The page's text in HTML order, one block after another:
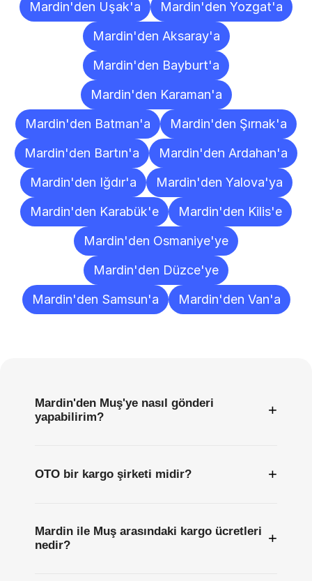
Mardin'den Uşak'a
Mardin'den Yozgat'a
Mardin'den Aksaray'a
Mardin'den Bayburt'a
Mardin'den Karaman'a
Mardin'den Batman'a
Mardin'den Şırnak'a
Mardin'den Bartın'a
Mardin'den Ardahan'a
Mardin'den Iğdır'a
Mardin'den Yalova'ya
Mardin'den Karabük'e
Mardin'den Kilis'e
Mardin'den Osmaniye'ye
Mardin'den Düzce'ye
Mardin'den Samsun'a
Mardin'den Van'a
Mardin'den Muş'ye nasıl gönderi
yapabilirim?
+
OTO bir kargo şirketi midir? +
Mardin ile Muş arasındaki kargo ücretleri
nedir?
+